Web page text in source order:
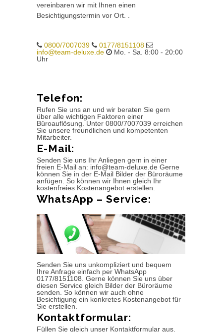
vereinbaren wir mit Ihnen einen
Besichtigungstermin vor Ort. .
0800/7007039
0177/8151108
info@team-deluxe.de
Mo. - Sa. 8:00 - 20:00
Uhr
Telefon:
Rufen Sie uns an und wir beraten Sie gern
über alle wichtigen Faktoren einer
Büroauflösung. Unter 0800/7007039 erreichen
Sie unsere freundlichen und kompetenten
Mitarbeiter.
E-Mail:
Senden Sie uns Ihr Anliegen gern in einer
freien E-Mail an: info@team-deluxe.de Gerne
können Sie in der E-Mail Bilder der Büroräume
anfügen. So können wir Ihnen gleich Ihr
kostenfreies Kostenangebot erstellen.
WhatsApp – Service:
Senden Sie uns unkompliziert und bequem
Ihre Anfrage einfach per WhatsApp
0177/8151108. Gerne können Sie uns über
diesen Service gleich Bilder der Büroräume
senden. So können wir auch ohne
Besichtigung ein konkretes Kostenangebot für
Sie erstellen.
Kontaktformular:
Füllen Sie gleich unser Kontaktformular aus.